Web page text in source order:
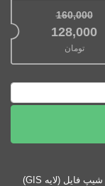
160,000
قیمت اصلی: 160,000تومان بود.
128,000
تومان
قیمت فعلی: 128,000تومان.
شیپ فایل (لایه GIS)